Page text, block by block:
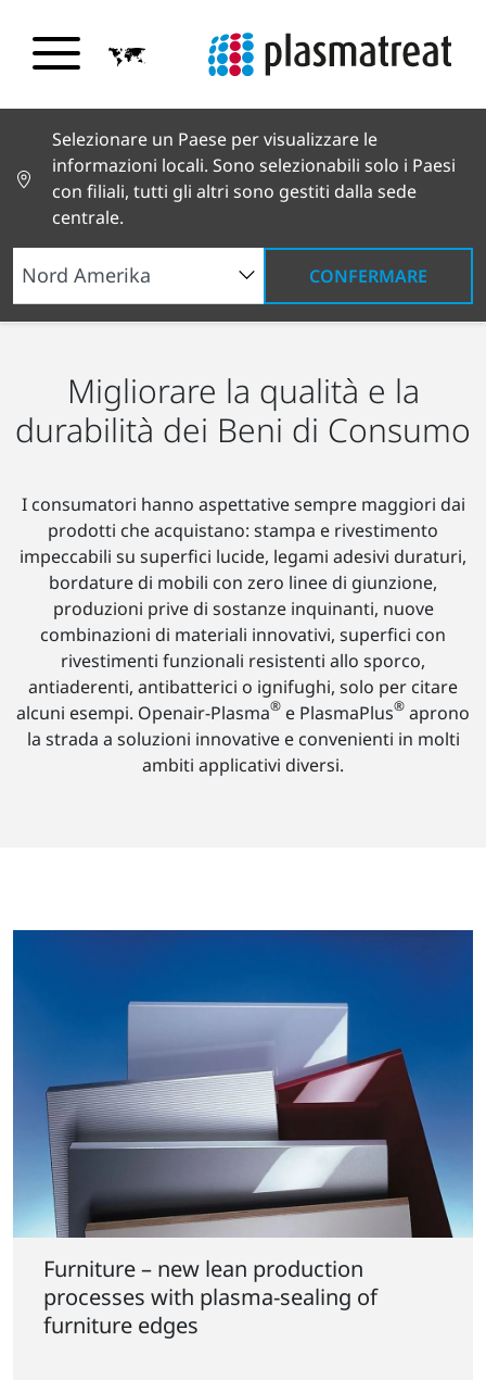
Selezionare un Paese per visualizzare le
informazioni locali. Sono selezionabili solo i Paesi
con filiali, tutti gli altri sono gestiti dalla sede
centrale.
CONFERMARE
Applicazioni industriali Beni di consumo
Migliorare la qualità e la
durabilità dei Beni di Consumo
I consumatori hanno aspettative sempre maggiori dai
prodotti che acquistano: stampa e rivestimento
impeccabili su superfici lucide, legami adesivi duraturi,
bordature di mobili con zero linee di giunzione,
produzioni prive di sostanze inquinanti, nuove
combinazioni di materiali innovativi, superfici con
rivestimenti funzionali resistenti allo sporco,
antiaderenti, antibatterici o ignifughi, solo per citare
alcuni esempi. Openair-Plasma® e PlasmaPlus® aprono
la strada a soluzioni innovative e convenienti in molti
ambiti applicativi diversi.
Furniture – new lean production
processes with plasma-sealing of
furniture edges